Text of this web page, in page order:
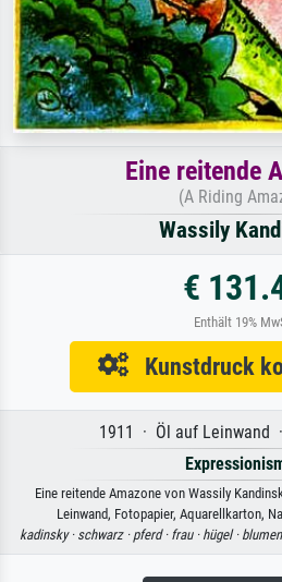
Eine reitende
(A Riding
Wassily
€
Enthält 19%
Kunstdruck
1911 · Öl auf Leinwand
Eine reitende Amazone von Wassily
Leinwand, Fotopapier, Aquarellkarton,
kadinsky · schwarz · pferd · frau · hügel ·